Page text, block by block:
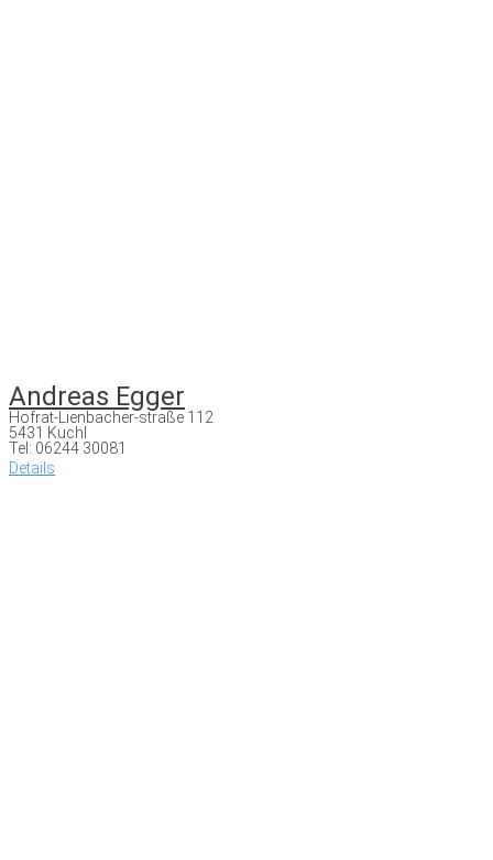
Andreas Egger
Hofrat-Lienbacher-straße 112
5431 Kuchl
Tel: 06244 30081
Details